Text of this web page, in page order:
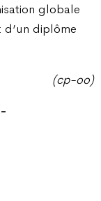
globale
d’un diplôme
(cp-oo)